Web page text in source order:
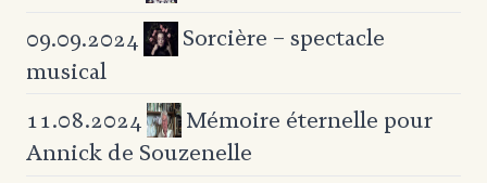
09.09.2024
Sorcière – spectacle
musical
11.08.2024
Mémoire éternelle pour
Annick de Souzenelle